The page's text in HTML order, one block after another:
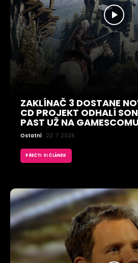
ZAKLÍNAČ 3 DOSTANE
CD PROJEKT ODHALÍ
PAST UŽ NA GAMESCOMU
Ostatní 22. 7. 2026
PŘEČTI SI ČLÁNEK